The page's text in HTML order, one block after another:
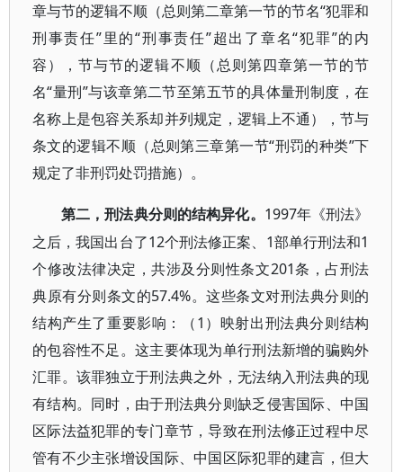
章与节的逻辑不顺（总则第二章第一节的节名“犯罪和
刑事责任”里的“刑事责任”超出了章名“犯罪”的内
容），节与节的逻辑不顺（总则第四章第一节的节
名“量刑”与该章第二节至第五节的具体量刑制度，在
名称上是包容关系却并列规定，逻辑上不通），节与
条文的逻辑不顺（总则第三章第一节“刑罚的种类”下
规定了非刑罚处罚措施）。
第二，刑法典分则的结构异化。 1997年《刑法》
之后，我国出台了12个刑法修正案、1部单行刑法和1
个修改法律决定，共涉及分则性条文201条，占刑法
典原有分则条文的57.4%。这些条文对刑法典分则的
结构产生了重要影响：（1）映射出刑法典分则结构
的包容性不足。这主要体现为单行刑法新增的骗购外
汇罪。该罪独立于刑法典之外，无法纳入刑法典的现
有结构。同时，由于刑法典分则缺乏侵害国际、中国
区际法益犯罪的专门章节，导致在刑法修正过程中尽
管有不少主张增设国际、中国区际犯罪的建言，但大